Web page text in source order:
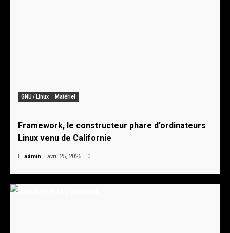
GNU / Linux Matériel
Framework, le constructeur phare d’ordinateurs
Linux venu de Californie
admin avril 25, 2026 0